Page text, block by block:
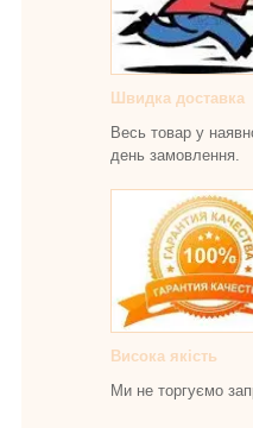
Швидка доставка
Весь товар у
день замовлення.
Висока якість
Ми не торгуємо